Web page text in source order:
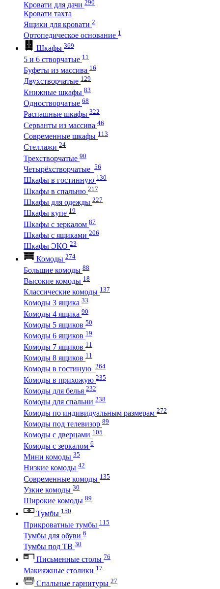
Кровати для дачи 290
Кровати тахта
Ящики для кровати 2
Ортопедическое основание 1
Шкафы 369
5 и 6 створчатые 11
Буфеты из массива 16
Двухстворчатые 129
Книжные шкафы 83
Одностворчатые 68
Распашные шкафы 322
Серванты из массива 46
Современные шкафы 113
Стеллажи 24
Трехстворчатые 90
Четырёхстворчатые 56
Шкафы в гостинную 130
Шкафы в спальню 217
Шкафы для одежды 227
Шкафы купе 19
Шкафы с зеркалом 87
Шкафы с ящиками 206
Шкафы ЭКО 23
Комоды 274
Большие комоды 88
Высокие комоды 18
Классические комоды 137
Комоды 3 ящика 33
Комоды 4 ящика 90
Комоды 5 ящиков 50
Комоды 6 ящиков 19
Комоды 7 ящиков 11
Комоды 8 ящиков 11
Комоды в гостиную 264
Комоды в прихожую 235
Комоды для белья 232
Комоды для спальни 238
Комоды по индивидуальным размерам 272
Комоды под телевизор 89
Комоды с дверцами 105
Комоды с зеркалом 6
Мини комоды 35
Низкие комоды 42
Современные комоды 135
Узкие комоды 30
Широкие комоды 89
Тумбы 150
Прикроватные тумбы 115
Тумбы для обуви 6
Тумбы под ТВ 30
Письменные столы 76
Макияжные столики 17
Спальные гарнитуры 27